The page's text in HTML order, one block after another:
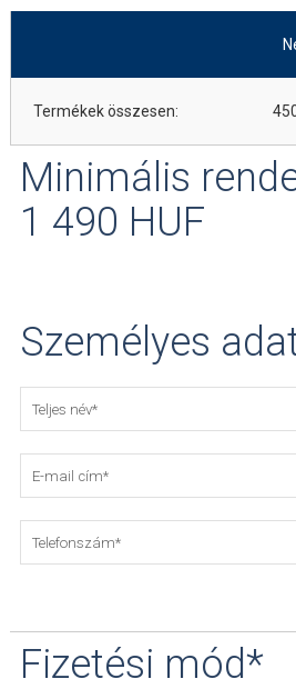
Termékek összesen:
Minimális
1 490 HUF
Személyes
Fizetési mód*